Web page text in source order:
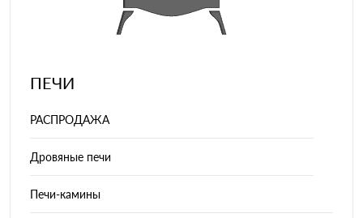
ПЕЧИ
РАСПРОДАЖА
Дровяные печи
Печи-камины